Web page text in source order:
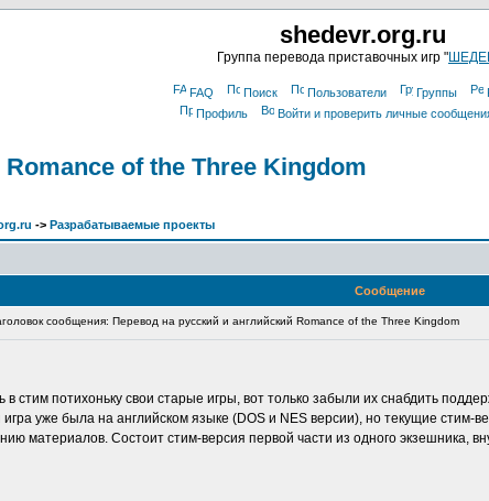
shedevr.org.ru
Группа перевода приставочных игр "
FAQ Поиск Пользователи Группы
Профиль
Войти и проверить личные
of the Three Kingdom
-> Разрабатываемые проекты
Сообщение
сообщения: Перевод на русский и английский Romance of the Three Kingdom
стим потихоньку свои старые игры, вот только забыли их снабдить
уже была на английском языке (DOS и NES версии), но текущие
материалов. Состоит стим-версия первой части из одного экзешника,